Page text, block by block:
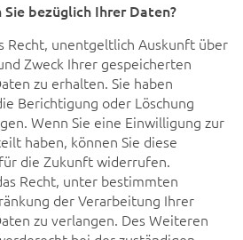
bezüglich Ihrer Daten?
Recht, unentgeltlich Auskunft über
Zweck Ihrer gespeicherten
zu erhalten. Sie haben
Berichtigung oder Löschung
Wenn Sie eine Einwilligung zur
haben, können Sie diese
die Zukunft widerrufen.
Recht, unter bestimmten
der Verarbeitung Ihrer
zu verlangen. Des Weiteren